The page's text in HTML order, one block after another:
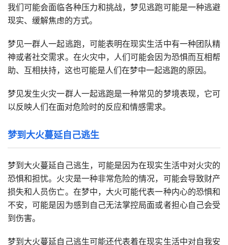
我们可能会面临各种压力和挑战，梦见逃跑可能是一种逃避
现实、缓解焦虑的方式。
梦见一群人一起逃跑，可能表明在现实生活中有一种团队精
神或者社交需求。在火灾中，人们可能会因为恐惧而互相帮
助、互相扶持，这也可能是人们在梦中一起逃跑的原因。
梦见发生火灾一群人一起逃跑是一种常见的梦境表现，它可
以反映人们在面对危险时的反应和情感需求。
梦到大火蔓延自己逃生
梦到大火蔓延自己逃生，可能是因为在现实生活中对火灾的
恐惧和担忧。火灾是一种非常危险的情况，可能会导致财产
损失和人员伤亡。在梦中，大火可能代表一种内心的恐惧和
不安，可能是因为感到自己无法掌控局面或者担心自己会受
到伤害。
梦到大火蔓延自己逃生可能还代表着在现实生活中对自我安